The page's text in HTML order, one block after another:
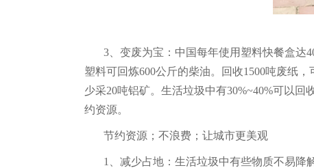
3、变废为宝：中国每年使用塑料快餐盒达
塑料可回炼600公斤的柴油。回收1500吨废纸
少采20吨铝矿。生活垃圾中有30%~40%可以
约资源。
节约资源；不浪费；让城市更美观
1、减少占地：生活垃圾中有些物质不易降